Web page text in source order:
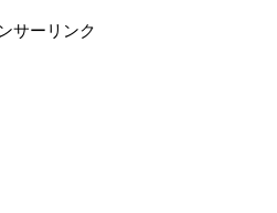
サーリンク